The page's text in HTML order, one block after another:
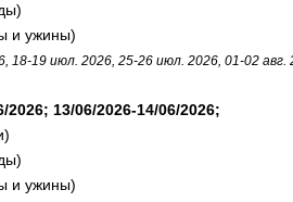
и ужины)
18-19 июл. 2026, 25-26 июл. 2026, 01-02 авг.
13/06/2026-14/06/2026;
и ужины)